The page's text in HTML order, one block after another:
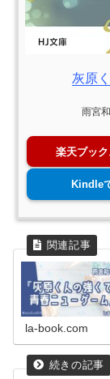
灰原
雨宮
楽天ブッ
Kindle
la-book.com